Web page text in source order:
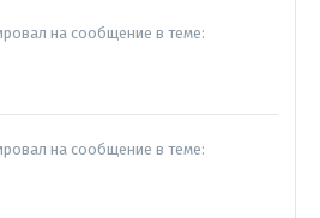
на сообщение в теме:
на сообщение в теме: